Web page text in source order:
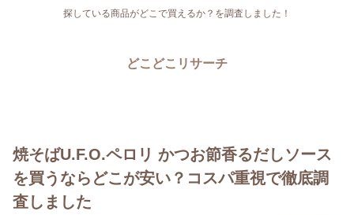
探している商品がどこで買えるか？を調査しました！
どこどこリサーチ
焼そばU.F.O.ペロリ かつお節香るだしソース
を買うならどこが安い？コスパ重視で徹底調
査しました